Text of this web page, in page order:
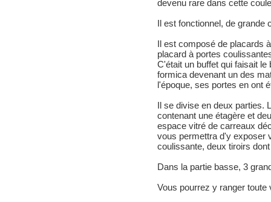
devenu rare dans cette
Il est fonctionnel, de grande
Il est composé de placards
placard à portes
C'était un buffet qui faisait
formica devenant un des
l'époque, ses portes en ont
Il se divise en deux parties.
contenant une étagère et
espace vitré de carreaux
vous permettra d'y exposer
coulissante, deux tiroirs
Dans la partie basse, 3
Vous pourrez y ranger